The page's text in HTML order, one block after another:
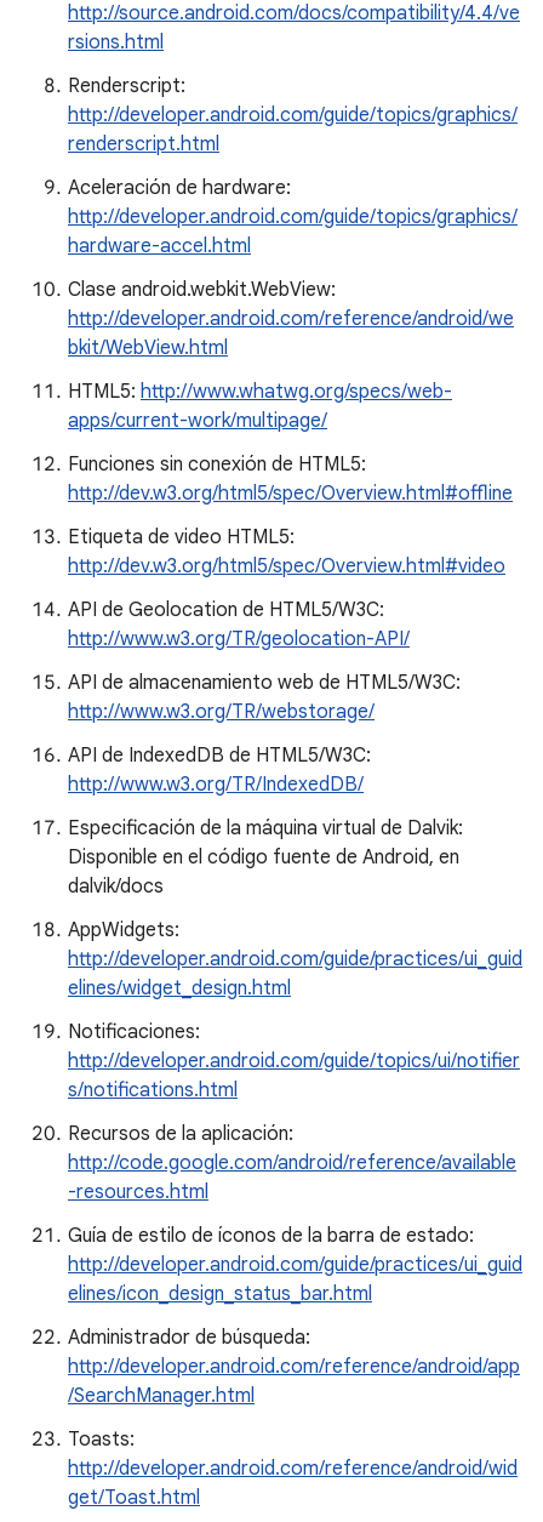
http://source.android.com/docs/compatibility/4.4/ve
rsions.html
Renderscript:
http://developer.android.com/guide/topics/graphics/
renderscript.html
Aceleración de hardware:
http://developer.android.com/guide/topics/graphics/
hardware-accel.html
Clase android.webkit.WebView:
http://developer.android.com/reference/android/we
bkit/WebView.html
HTML5: http://www.whatwg.org/specs/web-
apps/current-work/multipage/
Funciones sin conexión de HTML5:
http://dev.w3.org/html5/spec/Overview.html#offline
Etiqueta de video HTML5:
http://dev.w3.org/html5/spec/Overview.html#video
API de Geolocation de HTML5/W3C:
http://www.w3.org/TR/geolocation-API/
API de almacenamiento web de HTML5/W3C:
http://www.w3.org/TR/webstorage/
API de IndexedDB de HTML5/W3C:
http://www.w3.org/TR/IndexedDB/
Especificación de la máquina virtual de Dalvik:
Disponible en el código fuente de Android, en
dalvik/docs
AppWidgets:
http://developer.android.com/guide/practices/ui_guid
elines/widget_design.html
Notificaciones:
http://developer.android.com/guide/topics/ui/notifier
s/notifications.html
Recursos de la aplicación:
http://code.google.com/android/reference/available
-resources.html
Guía de estilo de íconos de la barra de estado:
http://developer.android.com/guide/practices/ui_guid
elines/icon_design_status_bar.html
Administrador de búsqueda:
http://developer.android.com/reference/android/app
/SearchManager.html
Toasts:
http://developer.android.com/reference/android/wid
get/Toast.html